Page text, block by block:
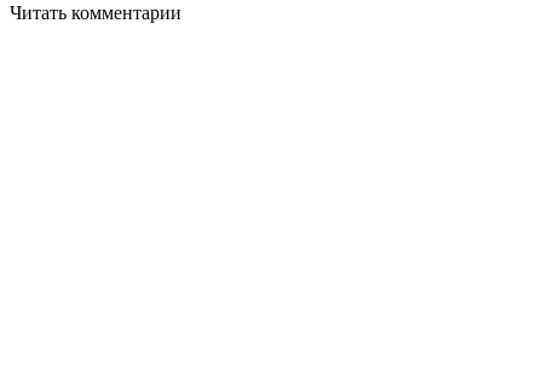
Читать комментарии